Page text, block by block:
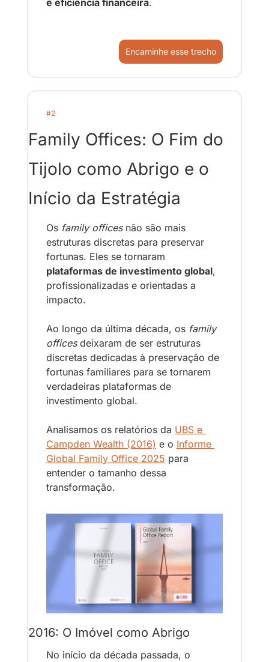
e eficiência financeira.
Encaminhe esse trecho
#2
Family Offices: O Fim do
Tijolo como Abrigo e o
Início da Estratégia
Os family offices não são mais
estruturas discretas para preservar
plataformas de investimento global,
profissionalizadas e orientadas a
impacto.
Ao longo da última década, os family
offices deixaram de ser estruturas
discretas dedicadas à preservação de
fortunas familiares para se tornarem
verdadeiras plataformas de
investimento global.
Analisamos os relatórios da UBS e
Campden Wealth (2016) e o Informe
Global Family Office 2025 para
entender o tamanho dessa
transformação.
2016: O Imóvel como Abrigo
No início da década passada, o